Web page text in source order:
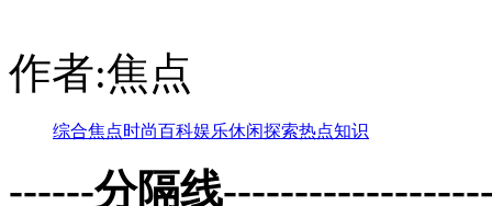
作者:焦点
综合焦点时尚百科娱乐休闲探索热点知识
------分隔线